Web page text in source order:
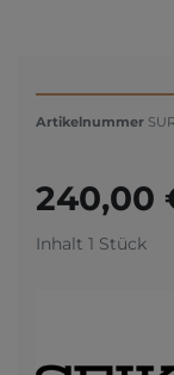
Artikelnummer
240,00
Inhalt 1 Stück